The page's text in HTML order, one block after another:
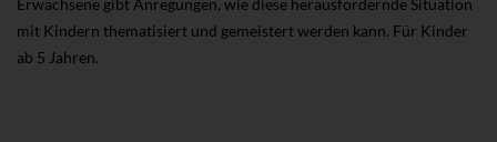
Erwachsene gibt Anregungen, wie diese herausfordernde Situation
mit Kindern thematisiert und gemeistert werden kann. Für Kinder
ab 5 Jahren.